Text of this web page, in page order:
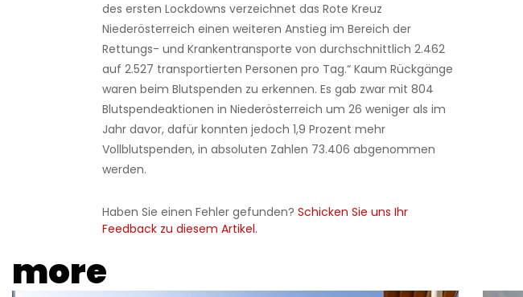
des ersten Lockdowns verzeichnet das Rote Kreuz
Niederösterreich einen weiteren Anstieg im Bereich der
Rettungs- und Krankentransporte von durchschnittlich 2.462
auf 2.527 transportierten Personen pro Tag.“ Kaum Rückgänge
waren beim Blutspenden zu erkennen. Es gab zwar mit 804
Blutspendeaktionen in Niederösterreich um 26 weniger als im
Jahr davor, dafür konnten jedoch 1,9 Prozent mehr
Vollblutspenden, in absoluten Zahlen 73.406 abgenommen
werden.
Haben Sie einen Fehler gefunden?Schicken Sie uns Ihr
Feedback zu diesem Artikel.
more